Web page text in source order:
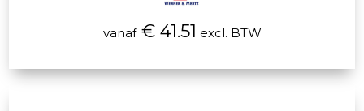
vanaf€ 41.51 excl. BTW